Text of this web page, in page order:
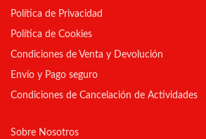
Política de Privacidad
Política de Cookies
Condiciones de Venta y Devolución
Envío y Pago seguro
Condiciones de Cancelación de Actividades
Sobre Nosotros